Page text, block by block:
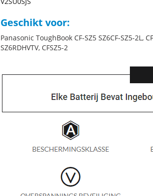
Geschikt voor:
Panasonic ToughBook CF-SZ5 SZ6CF-SZ5-2L,
SZ6RDHVTV, CFSZ5-2